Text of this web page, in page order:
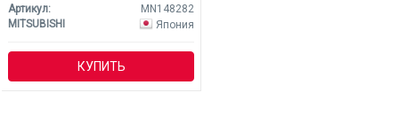
Артикул:
MN148282
MITSUBISHI
Япония
КУПИТЬ